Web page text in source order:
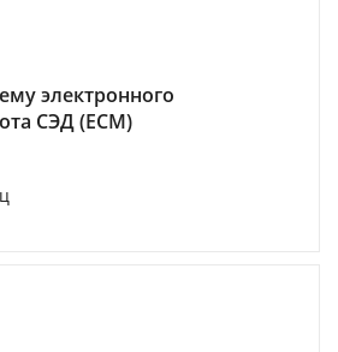
электронного
СЭД (ECM)